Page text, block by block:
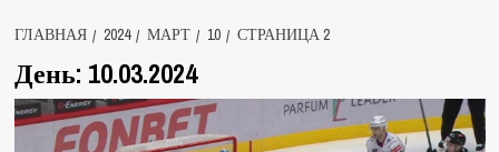
ГЛАВНАЯ 2024 МАРТ 10 СТРАНИЦА 2
День: 10.03.2024